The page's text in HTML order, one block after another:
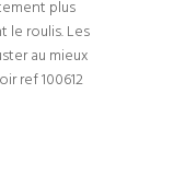
plus
le roulis. Les
au mieux
ref 100612